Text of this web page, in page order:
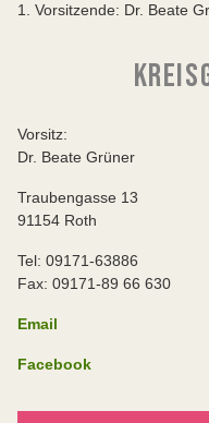
1. Vorsitzende: Dr. Beate
Vorsitz:
Dr. Beate Grüner
Traubengasse 13
91154 Roth
Tel: 09171-63886
Fax: 09171-89 66 630
Email
Facebook